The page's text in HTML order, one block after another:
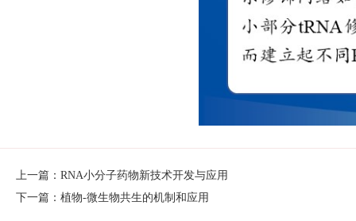
上一篇：RNA小分子药物新技术开发与应用
下一篇：植物-微生物共生的机制和应用